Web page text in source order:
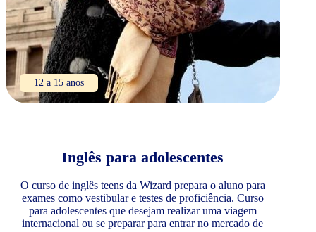
12 a 15 anos
Inglês para adolescentes
O curso de inglês teens da Wizard prepara o aluno para
exames como vestibular e testes de proficiência. Curso
para adolescentes que desejam realizar uma viagem
internacional ou se preparar para entrar no mercado de